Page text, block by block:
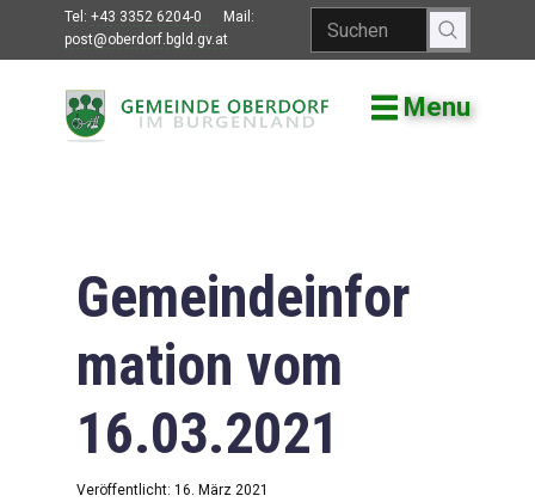
Tel: +43 3352 6204-0
Mail:
post@oberdorf.bgld.gv.at
Menu
Willkommen
Gemeindeamt
Gemeinderat
Bildung
Vereine
Gemeindeinfor
mation vom
16.03.2021
Veröffentlicht: 16. März 2021